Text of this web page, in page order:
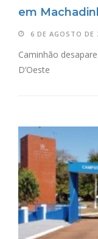
em
6 DE AGOSTO DE
Caminhão
D’Oeste